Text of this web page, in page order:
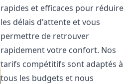
rapides et efficaces pour réduire
les délais d'attente et vous
permettre de retrouver
rapidement votre confort. Nos
tarifs compétitifs sont adaptés à
tous les budgets et nous